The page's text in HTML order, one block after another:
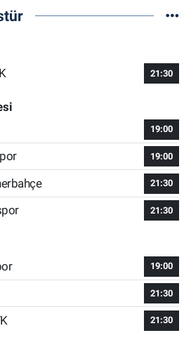
21:30
19:00
19:00
21:30
21:30
19:00
21:30
21:30